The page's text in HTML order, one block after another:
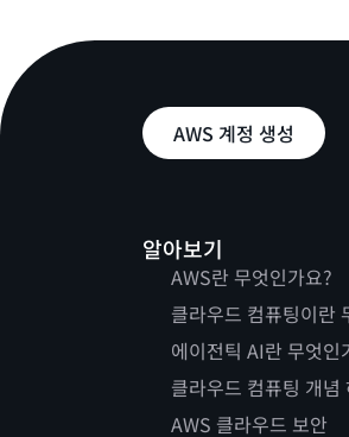
AWS 계정 생성
알아보기
AWS란 무엇인가요?
클라우드 컴퓨팅이란
에이전틱 AI란 무엇인
클라우드 컴퓨팅 개념
AWS 클라우드 보안